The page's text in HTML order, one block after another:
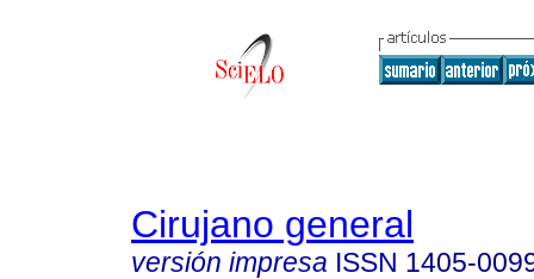
Cirujano general
versión impresa ISSN 1405-